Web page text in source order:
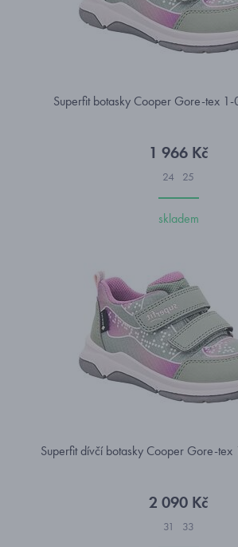
Superfit botasky Cooper Gore-tex
1 966 Kč
24 25
skladem
Superfit dívčí botasky Cooper Gore-
2 090 Kč
31 33